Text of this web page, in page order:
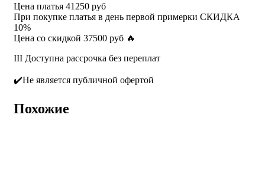
Цена платья 41250 руб
При покупке платья в день первой примерки СКИДКА
10%
Цена со скидкой 37500 руб 🔥
III Доступна рассрочка без переплат
✔️Не является публичной офертой
Похожие